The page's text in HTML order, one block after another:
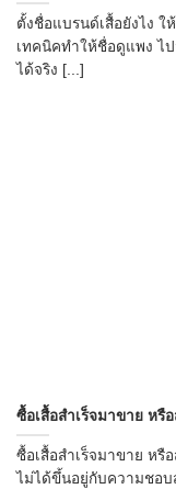
ตั้งชื่อแบรนด์เสื้อยังไง ใ
เทคนิคทำให้ชื่อดูแพง ไ
ได้จริง [...]
ซื้อเสื้อสำเร็จมาขาย หรื
ซื้อเสื้อสำเร็จมาขาย หรื
ไม่ได้ขึ้นอยู่กับความชอบ